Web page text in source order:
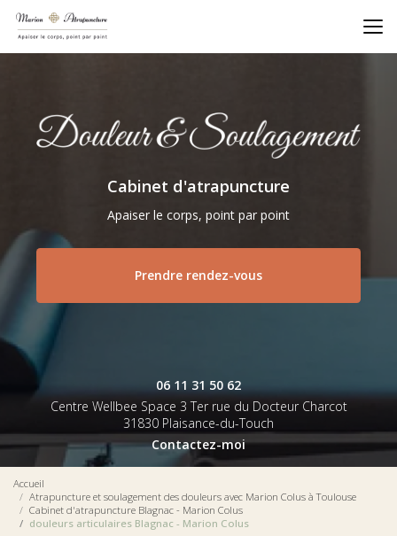
Aller
contenu
principal
Cabinet d'atrapuncture
Apaiser le corps, point par point
Prendre rendez-vous
06 11 31 50 62
Centre Wellbee Space 3 Ter rue du Docteur Charcot
31830 Plaisance-du-Touch
Contactez-moi
Accueil
Atrapuncture et soulagement des douleurs avec Marion Colus à Toulouse
Cabinet d'atrapuncture Blagnac - Marion Colus
douleurs articulaires Blagnac - Marion Colus